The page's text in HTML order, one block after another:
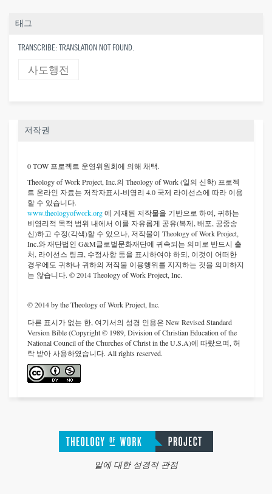
태그
TRANSCRIBE: TRANSLATION NOT FOUND.
사도행전
저작권
0 TOW 프로젝트 운영위원회에 의해 채택.
Theology of Work Project, Inc.의 Theology of Work (일의 신학) 프로젝
트 온라인 자료는 저작자표시-비영리 4.0 국제 라이선스에 따라 이용
할 수 있습니다.
www.theologyofwork.org에 게재된 저작물을 기반으로 하여, 귀하는
비영리적 목적 범위 내에서 이를 자유롭게 공유(복제, 배포, 공중송
신)하고 수정(각색)할 수 있으나, 저작물이 Theology of Work Project,
Inc.와 재단법인 G&M글로벌문화재단에 귀속되는 의미로 반드시 출
처, 라이선스 링크, 수정사항 등을 표시하여야 하되, 이것이 어떠한
경우에도 귀하나 귀하의 저작물 이용행위를 지지하는 것을 의미하지
는 않습니다. © 2014 Theology of Work Project, Inc.
© 2014 by the Theology of Work Project, Inc.
다른 표시가 없는 한, 여기서의 성경 인용은 New Revised Standard
Version Bible (Copyright © 1989, Division of Christian Education of the
National Council of the Churches of Christ in the U.S.A)에 따랐으며, 허
락 받아 사용하였습니다. All rights reserved.
일에 대한 성경적 관점